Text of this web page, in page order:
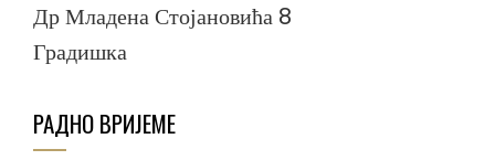
Др Младена Стојановића 8
Градишка
РАДНО ВРИЈЕМЕ